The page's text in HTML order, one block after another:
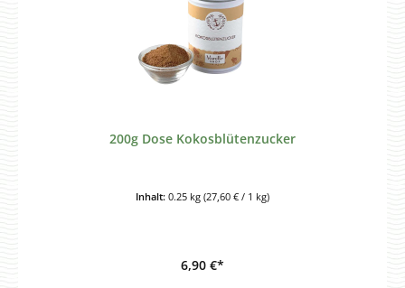
200g Dose Kokosblütenzucker
Inhalt: 0.25 kg (27,60 € / 1 kg)
6,90 €*